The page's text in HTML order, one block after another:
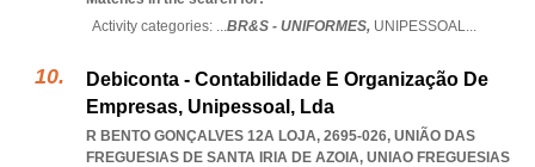
Activity categories: ...BR&S - UNIFORMES, UNIPESSOAL...
Debiconta - Contabilidade E Organização De
Empresas, Unipessoal, Lda
R BENTO GONÇALVES 12A LOJA, 2695-026, UNIÃO DAS
FREGUESIAS DE SANTA IRIA DE AZOIA, UNIAO FREGUESIAS